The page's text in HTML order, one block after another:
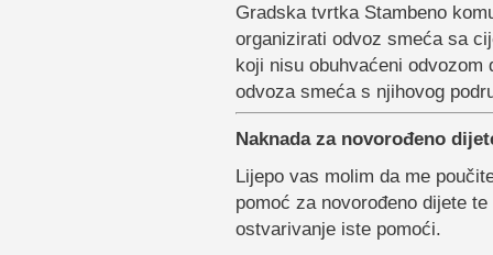
Gradska tvrtka Stambeno
organizirati odvoz smeća sa
koji nisu obuhvaćeni odvozom
odvoza smeća s njihovog
Naknada za novorođeno
Lijepo vas molim da me
pomoć za novorođeno dijete
ostvarivanje iste pomoći.